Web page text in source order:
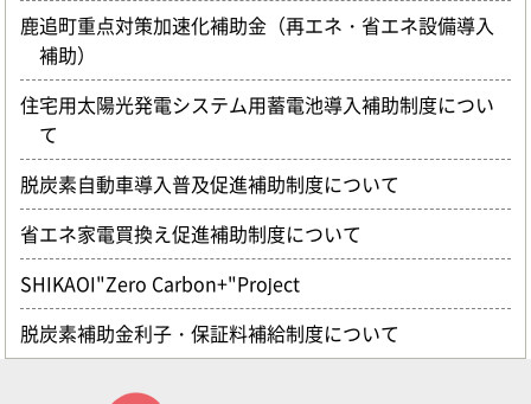
鹿追町重点対策加速化補助金（再エネ・省エネ設備導入
補助）
住宅用太陽光発電システム用蓄電池導入補助制度につい
て
脱炭素自動車導入普及促進補助制度について
省エネ家電買換え促進補助制度について
SHIKAOI"Zero Carbon+"Project
脱炭素補助金利子・保証料補給制度について